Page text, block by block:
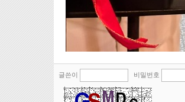
글쓴이 비밀번호